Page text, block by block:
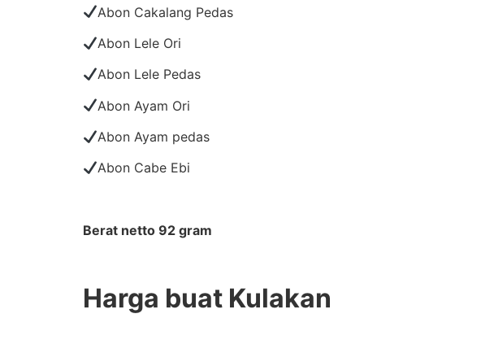
Abon Cakalang Pedas
Abon Lele Ori
Abon Lele Pedas
Abon Ayam Ori
Abon Ayam pedas
Abon Cabe Ebi
Berat netto 92 gram
Harga buat Kulakan